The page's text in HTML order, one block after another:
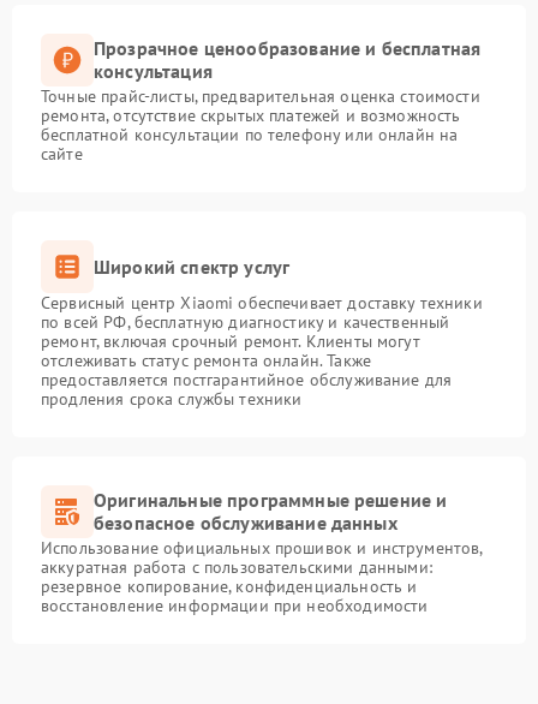
Прозрачное ценообразование и бесплатная
консультация
Точные прайс-листы, предварительная оценка стоимости
ремонта, отсутствие скрытых платежей и возможность
бесплатной консультации по телефону или онлайн на
сайте
Широкий спектр услуг
Сервисный центр Xiaomi обеспечивает доставку техники
по всей РФ, бесплатную диагностику и качественный
ремонт, включая срочный ремонт. Клиенты могут
отслеживать статус ремонта онлайн. Также
предоставляется постгарантийное обслуживание для
продления срока службы техники
Оригинальные программные решение и
безопасное обслуживание данных
Использование официальных прошивок и инструментов,
аккуратная работа с пользовательскими данными:
резервное копирование, конфиденциальность и
восстановление информации при необходимости